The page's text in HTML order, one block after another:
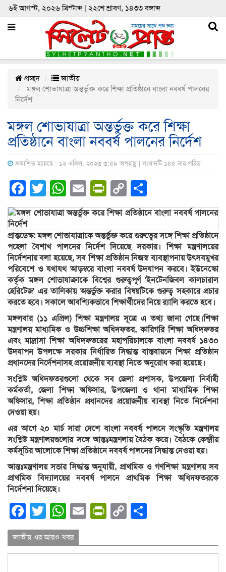
৬ই আগস্ট, ২০২৬ খ্রিস্টাব্দ | ২২শে শ্রাবণ, ১৪৩৩ বঙ্গাব্দ
প্রচ্ছদ
জাতীয়
মঙ্গল শোভাযাত্রা অন্তর্ভুক্ত করে শিক্ষা প্রতিষ্ঠানে বাংলা নববর্ষ পালনের
নির্দেশ
মঙ্গল শোভাযাত্রা অন্তর্ভুক্ত করে শিক্ষা
প্রতিষ্ঠানে বাংলা নববর্ষ পালনের নির্দেশ
প্রকাশিত হয়েছে : ১২ এপ্রিল, ২০২৩ ৩:৪৯ অপরাহ্ণ | সংবাদটি ১৪৫ বার পঠিত
Facebook
Twitter
WhatsApp
EmailPrintFriendly
Copy
Link
প্রান্তডেস্ক: মঙ্গল শোভাযাত্রাকে অন্তর্ভুক্ত করে গুরুত্বের সঙ্গে শিক্ষা প্রতিষ্ঠানে
পহেলা বৈশাখ পালনের নির্দেশ দিয়েছে সরকার। শিক্ষা মন্ত্রণালয়ের
নির্দেশনায় বলা হয়েছে, সব শিক্ষা প্রতিষ্ঠান নিজস্ব ব্যবস্থাপনায় উৎসবমুখর
পরিবেশে ও যথাযথ আড়ম্বরে বাংলা নববর্ষ উদযাপন করবে। ইউনেস্কো
কর্তৃক মঙ্গল শোভাযাক্রাকে বিশ্বের গুরুত্বপূর্ণ ‘ইনটেনজিবল কালচারাল
হেরিটেজ’ এর তালিকায় অন্তর্ভুক্ত করার বিষয়টিকে গুরুত্ব সহকারে প্রচার
করতে হবে। সকালে আবশ্যিকভাবে শিক্ষার্থীদের নিয়ে র‌্যালি করতে হবে।
মঙ্গলবার (১১ এপ্রিল) শিক্ষা মন্ত্রণালয় সূত্রে এ তথ্য জানা গেছে।শিক্ষা
মন্ত্রণালয় মাধ্যমিক ও উচ্চশিক্ষা অধিদফতর, কারিগরি শিক্ষা অধিদফতর
এবং মাদ্রাসা শিক্ষা অধিদফতরের মহাপরিচালকে বাংলা নববর্ষ ১৪৩০
উদযাপন উপলক্ষে সরকার নির্ধারিত সিদ্ধান্ত বাস্তবায়নে শিক্ষা প্রতিষ্ঠান
প্রধানদের নির্দেশনাসহ প্রয়োজনীয় ব্যবস্থা নিতে অনুরোধ করা হয়েছে।
সংশ্লিষ্ট অধিদফতরগুলো থেকে সব জেলা প্রশাসক, উপজেলা নির্বাহী
কর্মকর্তা, জেলা শিক্ষা অফিসার, উপজেলা ও থানা মাধ্যমিক শিক্ষা
অফিসার, শিক্ষা প্রতিষ্ঠান প্রধানদের প্রয়োজনীয় ব্যবস্থা নিতে নির্দেশনা
দেওয়া হয়।
এর আগে ২০ মার্চ সারা দেশে বাংলা নববর্ষ পালনে সংস্কৃতি মন্ত্রণালয়
সংশ্লিষ্ট মন্ত্রণালয়গুলোর সঙ্গে আন্তঃমন্ত্রণলায় বৈঠক করে। বৈঠকে কেন্দ্রীয়
কর্মসূচির আলোকে শিক্ষা প্রতিষ্ঠানে নববর্ষ পালনের সিদ্ধান্ত নেওয়া হয়।
আন্তঃমন্ত্রণালয় সভার সিদ্ধান্ত অনুযায়ী, প্রাথমিক ও গণশিক্ষা মন্ত্রণালয় সব
প্রাথমিক বিদ্যালয়ের নববর্ষ পালনে প্রাথমিক শিক্ষা অধিদফতরকে
নির্দেশনা দিয়েছে।
Facebook
Twitter
WhatsApp
EmailPrintFriendly
Copy
জাতীয় এর আরও খবর